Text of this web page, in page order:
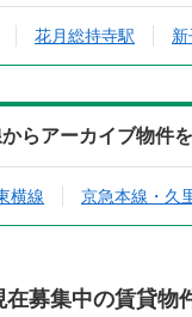
花月総持寺駅
らアーカイブ物件
横線 京急本線・久
募集中の賃貸物